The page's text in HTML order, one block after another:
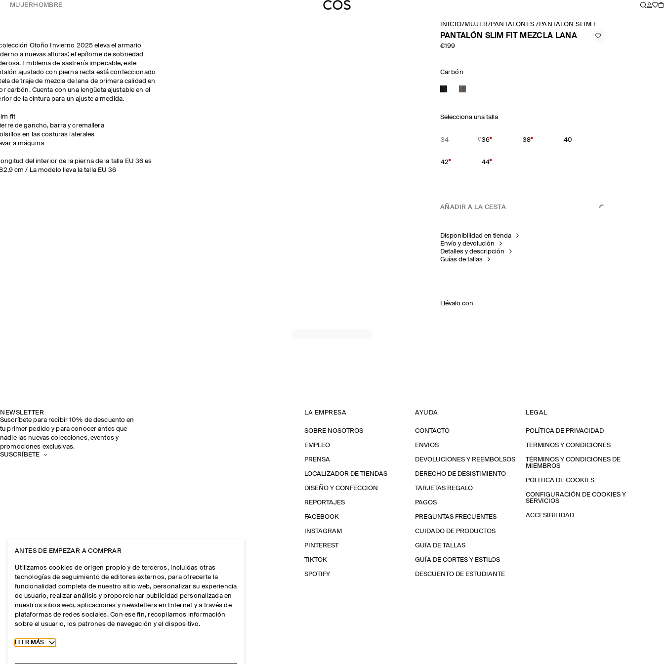
MUJER HOMBRE
Otoño Invierno 2025 eleva el armario
a nuevas alturas: el epítome de sobriedad
Emblema de sastrería impecable, este
ajustado con pierna recta está confeccionado
de traje de mezcla de lana de primera calidad en
carbón. Cuenta con una lengüeta ajustable en el
de la cintura para un ajuste a medida.
fit
de gancho, barra y cremallera
en las costuras laterales
a máquina
del interior de la pierna de la talla EU 36 es
cm / La modelo lleva la talla EU 36
INICIO/MUJER/PANTALONES/ PANTALÓN SLIM FIT MEZCLA LANA
PANTALÓN SLIM FIT MEZCLA LANA
€199
Carbón
Selecciona una talla
34 36 38 40
42 44
AÑADIR A LA CESTA
Disponibilidad en tienda
Envío y devolución
Detalles y descripción
Guías de tallas
Llévalo con
NEWSLETTER
Suscríbete para recibir 10% de descuento en
tu primer pedido y para conocer antes que
nadie las nuevas colecciones, eventos y
promociones exclusivas.
SUSCRÍBETE
LA EMPRESA
SOBRE NOSOTROS
EMPLEO
PRENSA
LOCALIZADOR DE TIENDAS
DISEÑO Y CONFECCIÓN
REPORTAJES
FACEBOOK
INSTAGRAM
PINTEREST
TIKTOK
SPOTIFY
AYUDA
CONTACTO
ENVÍOS
DEVOLUCIONES Y REEMBOLSOS
DERECHO DE DESISTIMIENTO
TARJETAS REGALO
PAGOS
PREGUNTAS FRECUENTES
CUIDADO DE PRODUCTOS
GUÍA DE TALLAS
GUÍA DE CORTES Y ESTILOS
DESCUENTO DE ESTUDIANTE
LEGAL
POLÍTICA DE PRIVACIDAD
TÉRMINOS Y CONDICIONES
TÉRMINOS Y CONDICIONES DE
MIEMBROS
POLÍTICA DE COOKIES
CONFIGURACIÓN DE COOKIES Y
SERVICIOS
ACCESIBILIDAD
ANTES DE EMPEZAR A COMPRAR
Utilizamos cookies de origen propio y de terceros, incluidas otras
tecnologías de seguimiento de editores externos, para ofrecerte la
funcionalidad completa de nuestro sitio web, personalizar su experiencia
de usuario, realizar análisis y proporcionar publicidad personalizada en
nuestros sitios web, aplicaciones y newsletters en Internet y a través de
plataformas de redes sociales. Con ese fin, recopilamos información
sobre el usuario, los patrones de navegación y el dispositivo.
Toggle more cookie information
LEER MÁS